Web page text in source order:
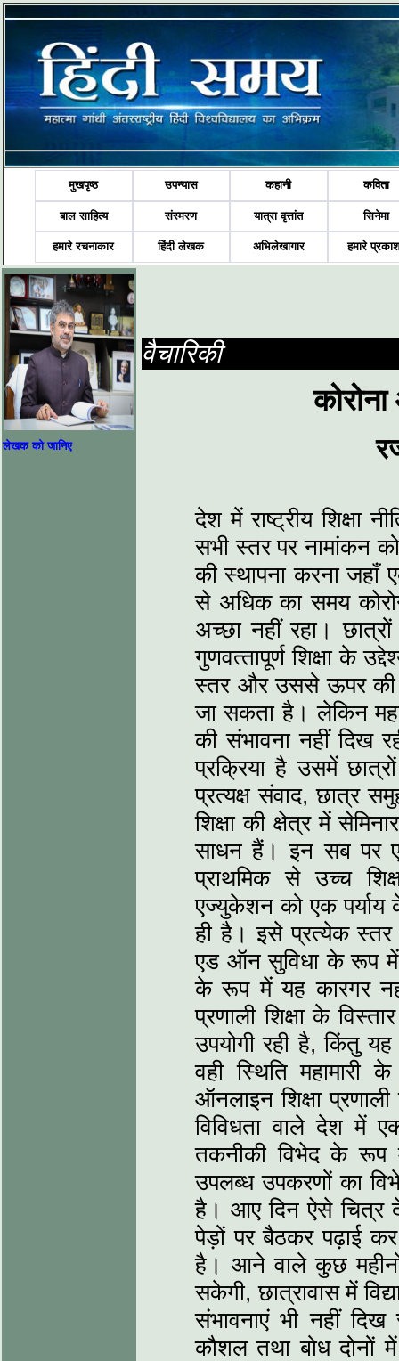
मुखपृष्ठ उपन्यास कहानी कविता
बाल साहित्य संस्मरण यात्रा वृत्तांत सिनेमा
हमारे रचनाकार हिंदी लेखक अभिलेखागार हमारे
लेखक को जानिए
वैचारिकी
देश में राष्‍ट्रीय शिक्षा
सभी स्‍तर पर नामांकन
की स्‍थापना करना
से अधिक का समय
अच्‍छा नहीं रहा।
गुणवत्‍तापूर्ण शिक्षा के
स्‍तर और उससे ऊपर की
जा सकता है। लेकिन
की संभावना नहीं दिख
प्रक्रिया है उसमें
प्रत्‍यक्ष संवाद, छात्र
शिक्षा की क्षेत्र में
साधन हैं। इन सब पर
प्राथमिक से उच्‍च
एज्‍युकेशन को एक पर्याय
ही है। इसे प्रत्‍येक स्‍तर
एड ऑन सुविधा के रूप
के रूप में यह कारगर
प्रणाली शिक्षा के
उपयोगी रही है, किंतु यह
वही स्थिति
ऑनलाइन शिक्षा
विविधता वाले देश में
तकनीकी विभेद के रूप
उपलब्‍ध उपकरणों का
है। आए दिन ऐसे चित्र
पेड़ों पर बैठकर पढ़ाई
है। आने वाले कुछ
सकेगी, छात्रावास में
संभावनाएं भी नहीं
कौशल तथा बोध दोनों